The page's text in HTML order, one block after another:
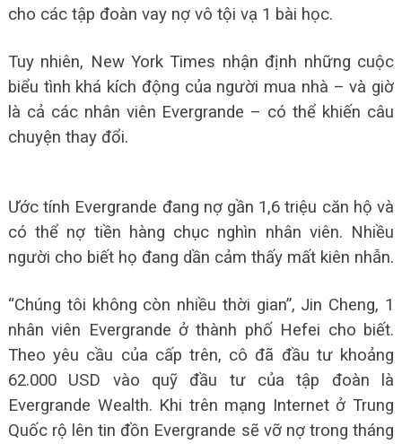
cho các tập đoàn vay nợ vô tội vạ 1 bài học.
Tuy nhiên, New York Times nhận định những cuộc
biểu tình khá kích động của người mua nhà – và giờ
là cả các nhân viên Evergrande – có thể khiến câu
chuyện thay đổi.
Ước tính Evergrande đang nợ gần 1,6 triệu căn hộ và
có thể nợ tiền hàng chục nghìn nhân viên. Nhiều
người cho biết họ đang dần cảm thấy mất kiên nhẫn.
“Chúng tôi không còn nhiều thời gian”, Jin Cheng, 1
nhân viên Evergrande ở thành phố Hefei cho biết.
Theo yêu cầu của cấp trên, cô đã đầu tư khoảng
62.000 USD vào quỹ đầu tư của tập đoàn là
Evergrande Wealth. Khi trên mạng Internet ở Trung
Quốc rộ lên tin đồn Evergrande sẽ vỡ nợ trong tháng